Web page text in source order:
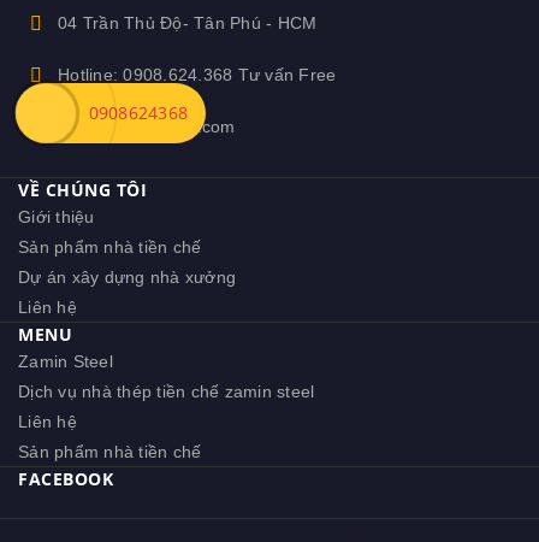
04 Trần Thủ Độ- Tân Phú - HCM
Hotline: 0908.624.368 Tư vấn Free
Ceozamin@gmail.com
VỀ CHÚNG TÔI
Giới thiệu
Sản phẩm nhà tiền chế
Dự án xây dựng nhà xưởng
Liên hệ
MENU
Zamin Steel
Dịch vụ nhà thép tiền chế zamin steel
Liên hệ
Sản phẩm nhà tiền chế
FACEBOOK
0908624368